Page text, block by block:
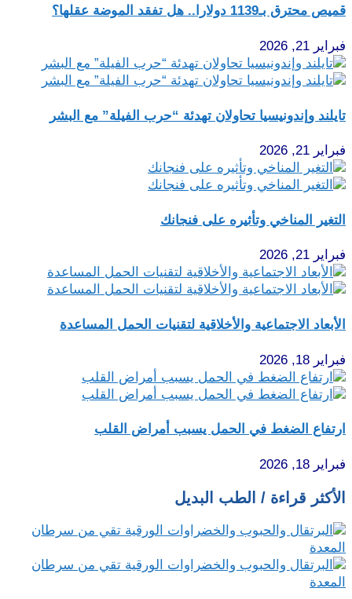
قميص محترق بـ1139 دولارا.. هل تفقد الموضة عقلها؟
فبراير 21, 2026
تايلند وإندونيسيا تحاولان تهدئة “حرب الفيلة” مع البشر
فبراير 21, 2026
التغير المناخي وتأثيره على فنجانك
فبراير 21, 2026
الأبعاد الاجتماعية والأخلاقية لتقنيات الحمل المساعدة
فبراير 18, 2026
ارتفاع الضغط في الحمل يسبب أمراض القلب
فبراير 18, 2026
الأكثر قراءة / الطب البديل